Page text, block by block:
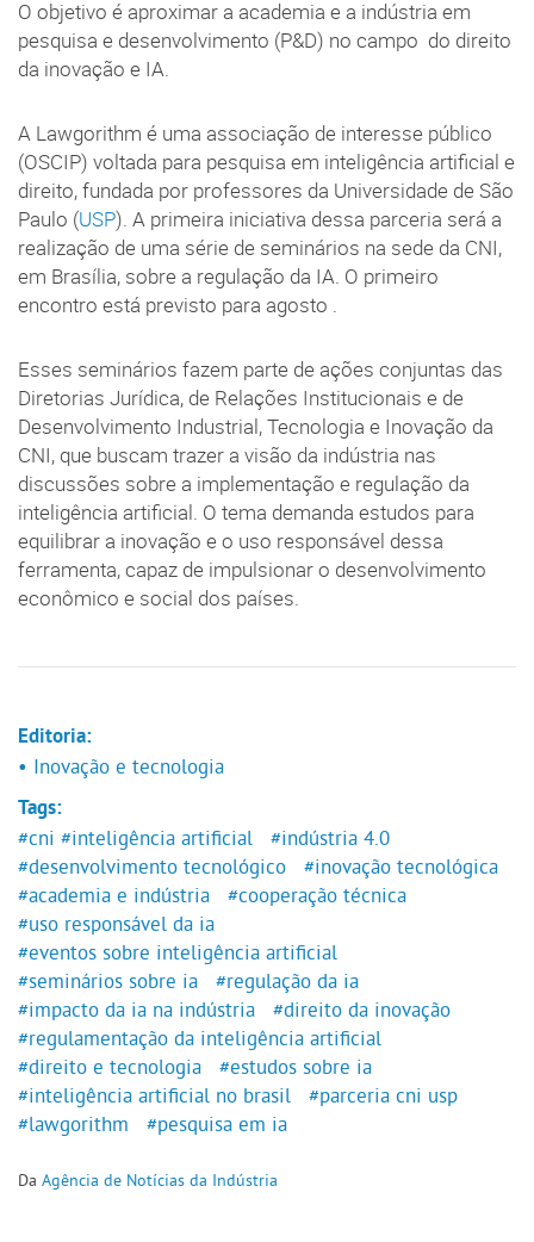
O objetivo é aproximar a academia e a indústria em
pesquisa e desenvolvimento (P&D) no campo do direito
da inovação e IA.
A Lawgorithm é uma associação de interesse público
(OSCIP) voltada para pesquisa em inteligência artificial e
direito, fundada por professores da Universidade de São
Paulo (USP). A primeira iniciativa dessa parceria será a
realização de uma série de seminários na sede da CNI,
em Brasília, sobre a regulação da IA. O primeiro
encontro está previsto para agosto .
Esses seminários fazem parte de ações conjuntas das
Diretorias Jurídica, de Relações Institucionais e de
Desenvolvimento Industrial, Tecnologia e Inovação da
CNI, que buscam trazer a visão da indústria nas
discussões sobre a implementação e regulação da
inteligência artificial. O tema demanda estudos para
equilibrar a inovação e o uso responsável dessa
ferramenta, capaz de impulsionar o desenvolvimento
econômico e social dos países.
Editoria:
• Inovação e tecnologia
Tags:
#cni #inteligência artificial
#indústria 4.0
#desenvolvimento tecnológico
#inovação tecnológica
#academia e indústria
#cooperação técnica
#uso responsável da ia
#eventos sobre inteligência artificial
#seminários sobre ia
#regulação da ia
#impacto da ia na indústria
#direito da inovação
#regulamentação da inteligência artificial
#direito e tecnologia
#estudos sobre ia
#inteligência artificial no brasil
#parceria cni usp
#lawgorithm
#pesquisa em ia
Da Agência de Notícias da Indústria